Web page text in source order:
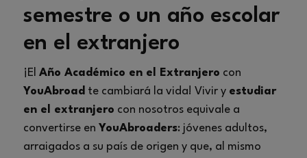
semestre o un año escolar
en el extranjero
¡El Año Académico en el Extranjero con
YouAbroad te cambiará la vida! Vivir y estudiar
en el extranjero con nosotros equivale a
convertirse en YouAbroaders: jóvenes adultos,
arraigados a su país de origen y que, al mismo